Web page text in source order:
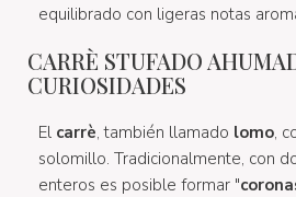
equilibrado con ligeras notas
CARRÈ STUFADO
CURIOSIDADES
El carrè, también llamado lomo,
solomillo. Tradicionalmente, con
enteros es posible formar "